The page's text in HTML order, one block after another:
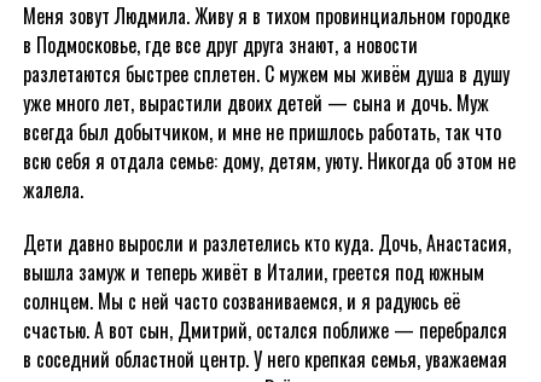
Меня зовут Людмила. Живу я в тихом провинциальном городке
в Подмосковье, где все друг друга знают, а новости
разлетаются быстрее сплетен. С мужем мы живём душа в душу
уже много лет, вырастили двоих детей — сына и дочь. Муж
всегда был добытчиком, и мне не пришлось работать, так что
всю себя я отдала семье: дому, детям, уюту. Никогда об этом не
жалела.
Дети давно выросли и разлетелись кто куда. Дочь, Анастасия,
вышла замуж и теперь живёт в Италии, греется под южным
солнцем. Мы с ней часто созваниваемся, и я радуюсь её
счастью. А вот сын, Дмитрий, остался поближе — перебрался
в соседний областной центр. У него крепкая семья, уважаемая